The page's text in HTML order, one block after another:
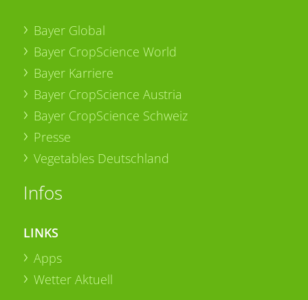
Bayer Global
Bayer CropScience World
Bayer Karriere
Bayer CropScience Austria
Bayer CropScience Schweiz
Presse
Vegetables Deutschland
Infos
LINKS
Apps
Wetter Aktuell